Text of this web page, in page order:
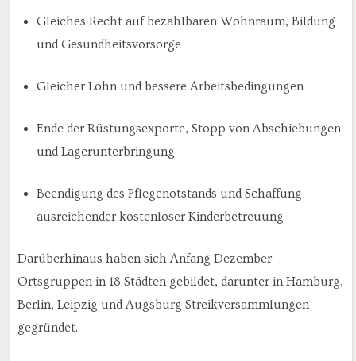
Gleiches Recht auf bezahlbaren Wohnraum, Bildung
und Gesundheitsvorsorge
Gleicher Lohn und bessere Arbeitsbedingungen
Ende der Rüstungsexporte, Stopp von Abschiebungen
und Lagerunterbringung
Beendigung des Pflegenotstands und Schaffung
ausreichender kostenloser Kinderbetreuung
Darüberhinaus haben sich Anfang Dezember
Ortsgruppen in 18 Städten gebildet, darunter in Hamburg,
Berlin, Leipzig und Augsburg Streikversammlungen
gegründet.